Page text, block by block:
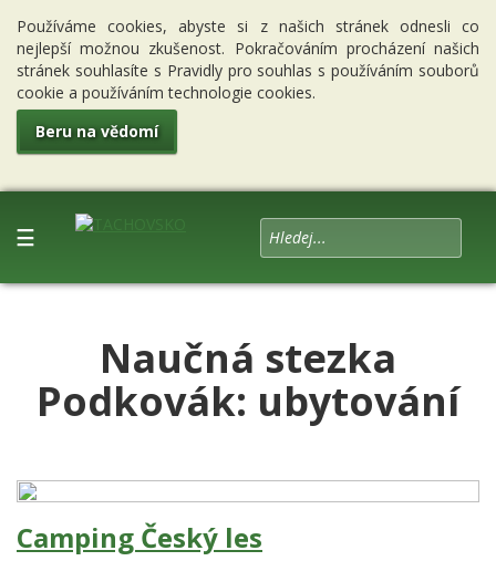
Používáme cookies, abyste si z našich stránek odnesli co
nejlepší možnou zkušenost. Pokračováním procházení našich
stránek souhlasíte s Pravidly pro souhlas s používáním souborů
cookie a používáním technologie cookies.
Beru na vědomí
☰
Naučná stezka
Podkovák: ubytování
Camping Český les